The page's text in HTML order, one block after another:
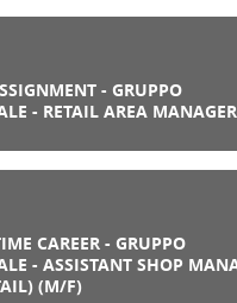
- GRUPPO
- RETAIL AREA
CAREER - GRUPPO
- ASSISTANT SHOP
(M/F)